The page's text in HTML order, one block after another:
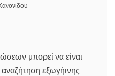
μπορεί να είναι
εξωγήινης